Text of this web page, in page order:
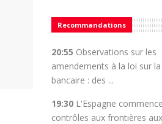
Recommandations
20:55 Observations sur les
amendements à la loi sur
bancaire : des ...
19:30L'Espagne
contrôles aux frontières